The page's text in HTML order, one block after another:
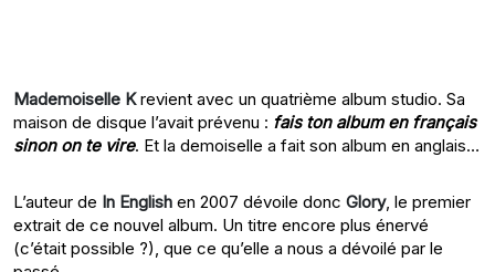
Mademoiselle Krevient avec un quatrième album studio. Sa
maison de disque l’avait prévenu : fais ton album en français
sinon on te vire. Et la demoiselle a fait son album en anglais…
L’auteur de In English en 2007 dévoile donc Glory, le premier
extrait de ce nouvel album. Un titre encore plus énervé
(c’était possible ?), que ce qu’elle a nous a dévoilé par le